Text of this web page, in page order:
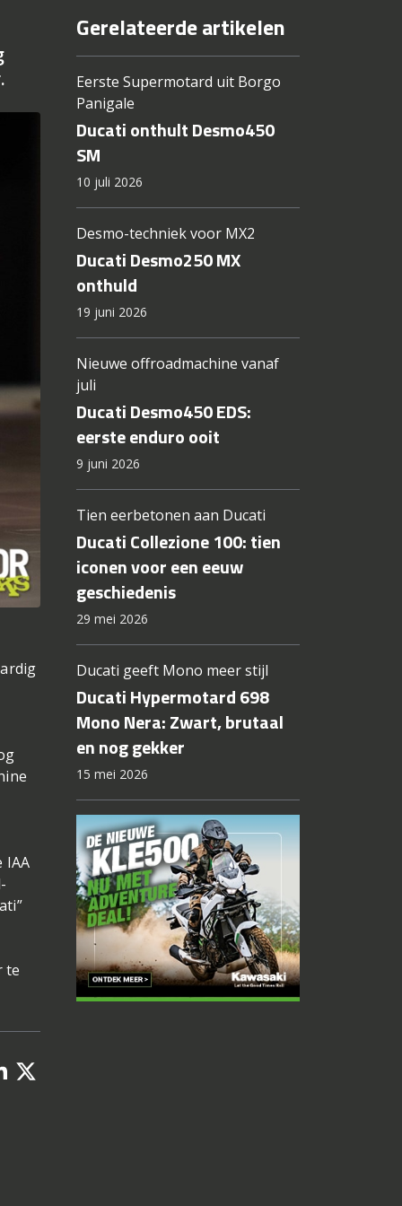
IAA
te
Gerelateerde artikelen
Eerste Supermotard uit Borgo
Panigale
Ducati onthult Desmo450
SM
10 juli 2026
Desmo-techniek voor MX2
Ducati Desmo250 MX
onthuld
19 juni 2026
Nieuwe offroadmachine vanaf
juli
Ducati Desmo450 EDS:
eerste enduro ooit
9 juni 2026
Tien eerbetonen aan Ducati
Ducati Collezione 100: tien
iconen voor een eeuw
geschiedenis
29 mei 2026
Ducati geeft Mono meer stijl
Ducati Hypermotard 698
Mono Nera: Zwart, brutaal
en nog gekker
15 mei 2026